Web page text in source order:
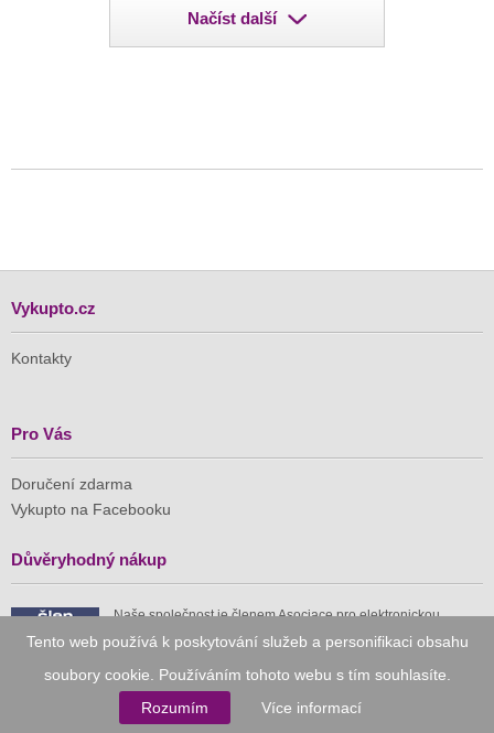
Tento web používá k poskytování služeb a personifikaci obsahu
soubory cookie. Používáním tohoto webu s tím souhlasíte.
Rozumím
Více informací
Načíst další
Vykupto.cz
Kontakty
Pro Vás
Doručení zdarma
Vykupto na Facebooku
Důvěryhodný nákup
Naše společnost je členem Asociace pro elektronickou